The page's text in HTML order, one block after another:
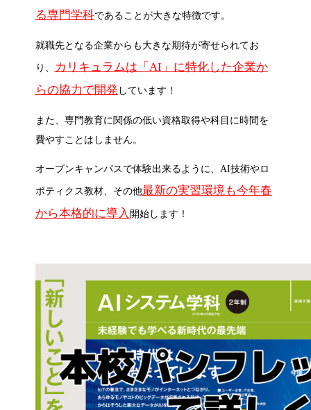
る専門学科であることが大きな特徴です。
就職先となる企業からも大きな期待が寄せられてお
り、
カリキュラムは「AI」に特化した企業か
らの協力で開発 しています！
また、専門教育に関係の低い資格取得や科目に時間を
費やすことはしません。
オープンキャンパスで体験出来るように、AI技術やロ
ボティクス教材、その他最新の実習環境も今年春
から本格的に導入 開始します！